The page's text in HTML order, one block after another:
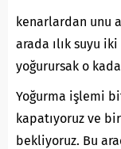
kenarlardan unu
arada ılık suyu
yoğurursak o
Yoğurma işlemi
kapatıyoruz ve
bekliyoruz. Bu